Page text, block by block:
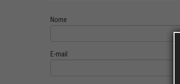
Nome
E-mail